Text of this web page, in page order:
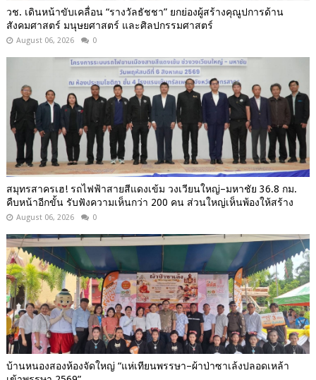
วช. เดินหน้าขับเคลื่อน “รางวัลธัชชา” ยกย่องผู้สร้างคุณูปการด้าน
สังคมศาสตร์ มนุษยศาสตร์ และศิลปกรรมศาสตร์
August 06, 2026 0
สมุทรสาครเฮ! รถไฟฟ้าสายสีแดงเข้ม วงเวียนใหญ่–มหาชัย 36.8 กม.
คืบหน้าอีกขั้น รับฟังความเห็นกว่า 200 คน ส่วนใหญ่เห็นพ้องให้สร้าง
August 06, 2026 0
บ้านหนองสองห้องจัดใหญ่ “แห่เทียนพรรษา–ผ้าป่าซาเล้งปลอดเหล้า